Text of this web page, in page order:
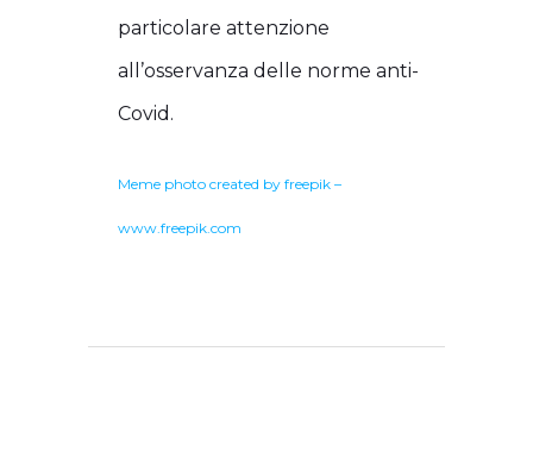
particolare attenzione
all’osservanza delle norme anti-
Covid.
Meme photo created by freepik –
www.freepik.com